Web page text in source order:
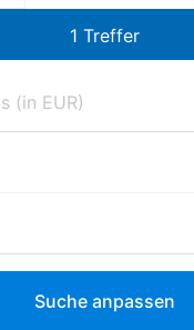
Suche anpassen